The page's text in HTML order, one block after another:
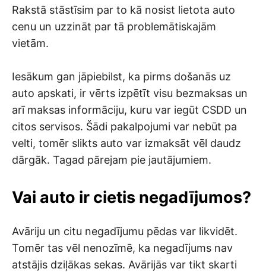
Rakstā stāstīsim par to kā nosist lietota auto
cenu un uzzināt par tā problemātiskajām
vietām.
Iesākum gan jāpiebilst, ka pirms došanās uz
auto apskati, ir vērts izpētīt visu bezmaksas un
arī maksas informāciju, kuru var iegūt CSDD un
citos servisos. Šādi pakalpojumi var nebūt pa
velti, tomēr slikts auto var izmaksāt vēl daudz
dārgāk. Tagad pārejam pie jautājumiem.
Vai auto ir cietis negadījumos?
Avāriju un citu negadījumu pēdas var likvidēt.
Tomēr tas vēl nenozīmē, ka negadījums nav
atstājis dziļākas sekas. Avārijās var tikt skarti